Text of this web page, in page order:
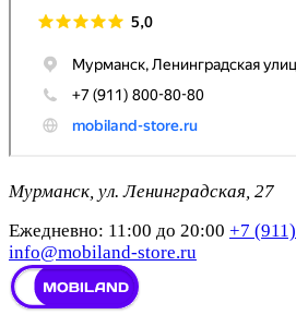
Мурманск, ул. Ленинградская, 27
Ежедневно: 11:00 до 20:00 +7
info@mobiland-store.ru